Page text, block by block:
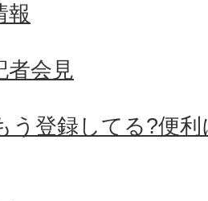
報
者会見
う登録してる?便